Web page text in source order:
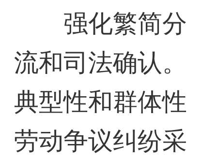
强化繁简分
流和司法确认。
典型性和群体性
劳动争议纠纷采